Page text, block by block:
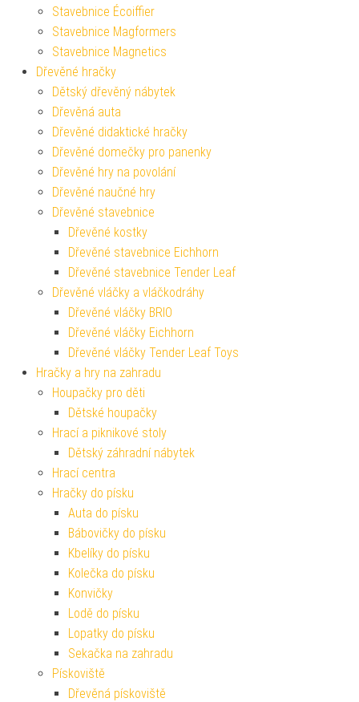
Stavebnice Écoiffier
Stavebnice Magformers
Stavebnice Magnetics
Dřevěné hračky
Dětský dřevěný nábytek
Dřevěná auta
Dřevěné didaktické hračky
Dřevěné domečky pro panenky
Dřevěné hry na povolání
Dřevěné naučné hry
Dřevěné stavebnice
Dřevěné kostky
Dřevěné stavebnice Eichhorn
Dřevěné stavebnice Tender Leaf
Dřevěné vláčky a vláčkodráhy
Dřevěné vláčky BRIO
Dřevěné vláčky Eichhorn
Dřevěné vláčky Tender Leaf Toys
Hračky a hry na zahradu
Houpačky pro děti
Dětské houpačky
Hrací a piknikové stoly
Dětský záhradní nábytek
Hrací centra
Hračky do písku
Auta do písku
Bábovičky do písku
Kbelíky do písku
Kolečka do písku
Konvičky
Lodě do písku
Lopatky do písku
Sekačka na zahradu
Pískoviště
Dřevěná pískoviště